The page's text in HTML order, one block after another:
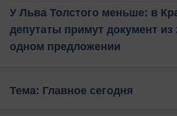
У Льва Толстого меньше: в
депутаты примут документ из
одном предложении
Тема: Главное сегодня